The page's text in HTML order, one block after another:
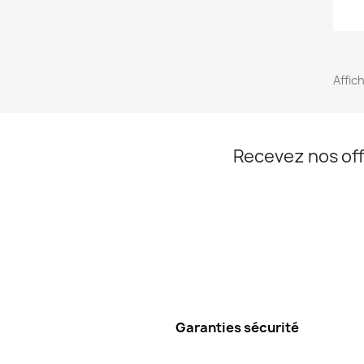
Recevez nos
Garanties sécurité